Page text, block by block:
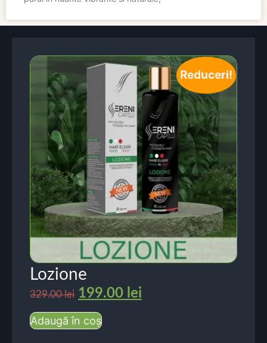
Reduceri!
Lozione
329.00lei 199.00 lei
Adaugă în coș